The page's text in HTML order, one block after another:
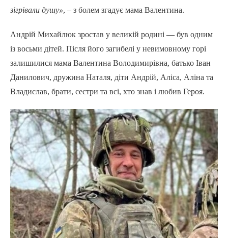
зігрівали душу», – з болем згадує мама Валентина.
Андрій Михайлюк зростав у великій родині — був одним
із восьми дітей. Після його загибелі у невимовному горі
залишилися мама Валентина Володимирівна, батько Іван
Данилович, дружина Наталя, діти Андрій, Аліса, Аліна та
Владислав, брати, сестри та всі, хто знав і любив Героя.